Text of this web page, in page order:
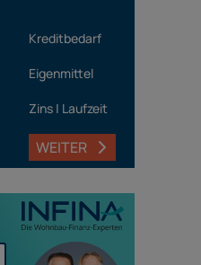
Kreditbedarf
Eigenmittel
Zins | Laufzeit
WEITER